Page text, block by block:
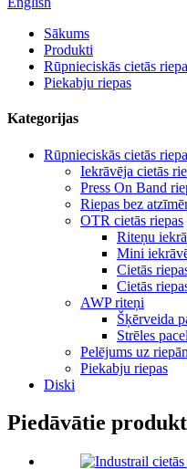
Sākums
Produkti
Rūpnieciskās cietās
Piekabju riepas
Kategorijas
Rūpnieciskās cietās
Iekrāvēja cietās
Press On Band
Riepas bez
OTR cietās riepas
Riteņu
Mini
Cietās
Cietās
AWP riteņi
Šķērveida
Strēles
Pelējums uz
Piekabju riepas
Diski
Piedāvātie